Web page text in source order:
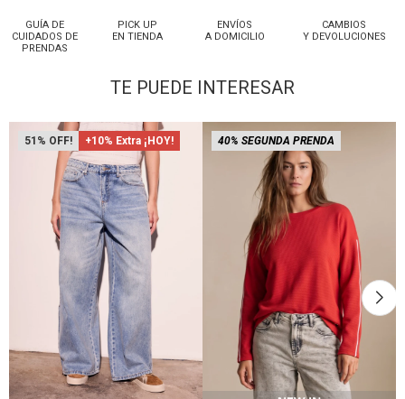
GUÍA DE
CUIDADOS DE
PRENDAS
PICK UP
EN TIENDA
ENVÍOS
A DOMICILIO
CAMBIOS
Y DEVOLUCIONES
TE PUEDE INTERESAR
51 +10% Extra ¡HOY!
Talle
40% SEGUNDA PRENDA
Talle